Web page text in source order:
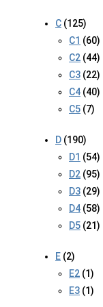
C (125)
C1 (60)
C2 (44)
C3 (22)
C4 (40)
C5 (7)
D (190)
D1 (54)
D2 (95)
D3 (29)
D4 (58)
D5 (21)
E (2)
E2 (1)
E3 (1)